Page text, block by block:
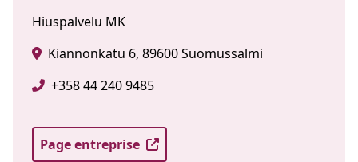
Hiuspalvelu MK
Kiannonkatu 6, 89600 Suomussalmi
+358 44 240 9485
Page entreprise